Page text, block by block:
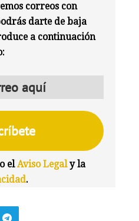
correos con
darte de baja
a continuación
elAviso Legaly la
.